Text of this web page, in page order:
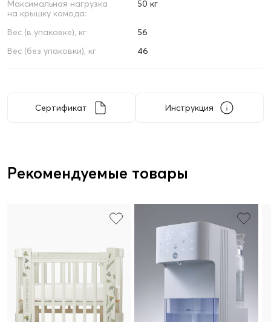
Максимальная нагрузка
на крышку комода:
50 кг
Вес (в упаковке), кг
56
Вес (без упаковки), кг
46
Сертификат Инструкция
Рекомендуемые товары